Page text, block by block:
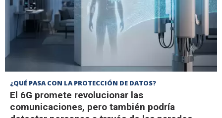
¿QUÉ PASA CON LA PROTECCIÓN DE DATOS?
El 6G promete revolucionar las
comunicaciones, pero también podría